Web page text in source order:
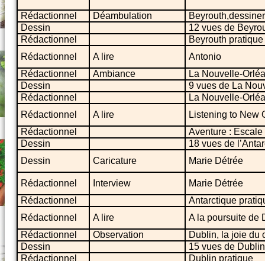
Rédactionnel Déambulation
Dessin
12 vues de
Rédactionnel
Beyrouth pratique
Rédactionnel
A lire
Antonio
Rédactionnel
Ambiance
La Nouvelle-
Dessin
9 vues de La
Rédactionnel
La Nouvelle-
Rédactionnel
A lire
Listening to New
Rédactionnel
Aventure :
Dessin
18 vues de
Dessin
Caricature Marie Détrée
Rédactionnel Interview
Marie Détrée
Rédactionnel
Antarctique
Rédactionnel
A lire
A la poursuite de
Rédactionnel
Observation
Dublin, la joie du
Dessin
15 vues de Dublin
Rédactionnel
Dublin pratique